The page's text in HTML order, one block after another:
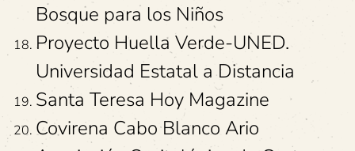
Bosque para los Niños
Proyecto Huella Verde-UNED.
Universidad Estatal a Distancia
Santa Teresa Hoy Magazine
Covirena Cabo Blanco Ario